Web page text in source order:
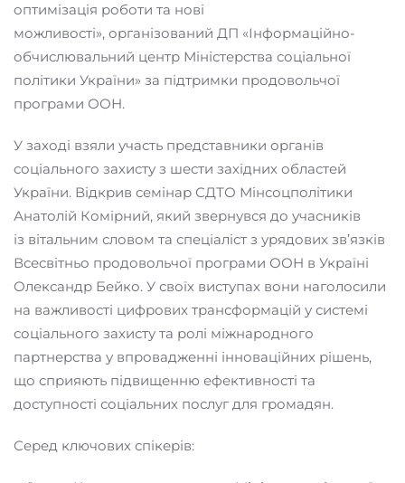
оптимізація роботи та нові
можливості», організований ДП «Інформаційно-
обчислювальний центр Міністерства соціальної
політики України» за підтримки продовольчої
програми ООН.
У заході взяли участь представники органів
соціального захисту з шести західних областей
України. Відкрив семінар СДТО Мінсоцполітики
Анатолій Комірний, який звернувся до учасників
із вітальним словом та спеціаліст з урядових зв’язків
Всесвітньо продовольчої програми ООН в Україні
Олександр Бейко. У своїх виступах вони наголосили
на важливості цифрових трансформацій у системі
соціального захисту та ролі міжнародного
партнерства у впровадженні інноваційних рішень,
що сприяють підвищенню ефективності та
доступності соціальних послуг для громадян.
Серед ключових спікерів: